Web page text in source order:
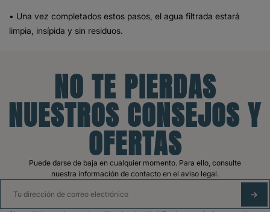
• Una vez completados estos pasos, el agua filtrada estará
limpia, insípida y sin residuos.
NO TE PIERDAS
NUESTROS CONSEJOS Y
OFERTAS
Puede darse de baja en cualquier momento. Para ello, consulte
nuestra información de contacto en el aviso legal.